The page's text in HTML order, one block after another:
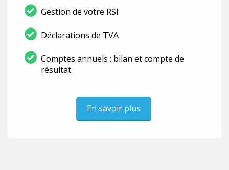
Gestion de votre RSI
Déclarations de TVA
Comptes annuels : bilan et compte de
résultat
En savoir plus